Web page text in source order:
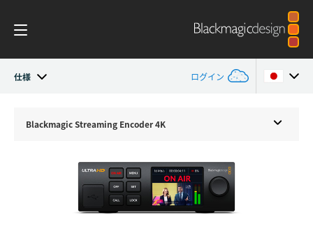
仕様 ログイン
BlackmagicStreaming Encoder 4K